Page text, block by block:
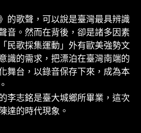
的歌聲，可以說是臺灣最具辨識
音。然而在背後，卻是諸多因素
民歌採集運動」外有歐美強勢文
識的需求，把漂泊在臺灣南端的
舞台，以錄音保存下來，成為本
李志銘是臺大城鄉所畢業，這次
達的時代現象。